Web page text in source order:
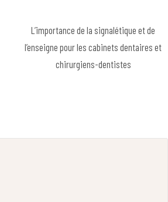
L’importance de la signalétique et de
l’enseigne pour les cabinets dentaires et
chirurgiens-dentistes